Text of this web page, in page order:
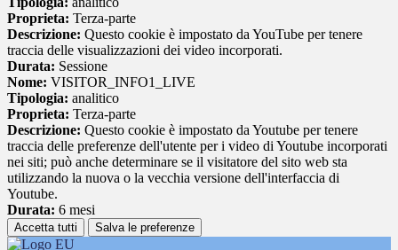
Proprieta: Terza-parte
Descrizione: Questo cookie è impostato da YouTube per tenere
traccia delle visualizzazioni dei video incorporati.
Durata: Sessione
Nome: VISITOR_INFO1_LIVE
Tipologia: analitico
Proprieta: Terza-parte
Descrizione: Questo cookie è impostato da Youtube per tenere
traccia delle preferenze dell'utente per i video di Youtube incorporati
nei siti; può anche determinare se il visitatore del sito web sta
utilizzando la nuova o la vecchia versione dell'interfaccia di
Youtube.
Durata: 6 mesi
Accetta tutti Salva le preferenze